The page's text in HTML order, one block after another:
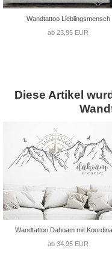
Wandtattoo Lieblingsmensch
ab 23,95 EUR
Diese Artikel
Wandtattoo Dahoam mit
ab 34,95 EUR